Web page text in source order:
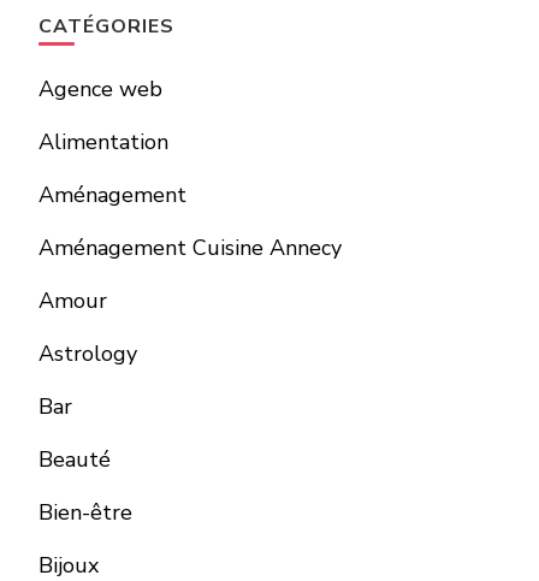
CATÉGORIES
Agence web
Alimentation
Aménagement
Aménagement Cuisine Annecy
Amour
Astrology
Bar
Beauté
Bien-être
Bijoux